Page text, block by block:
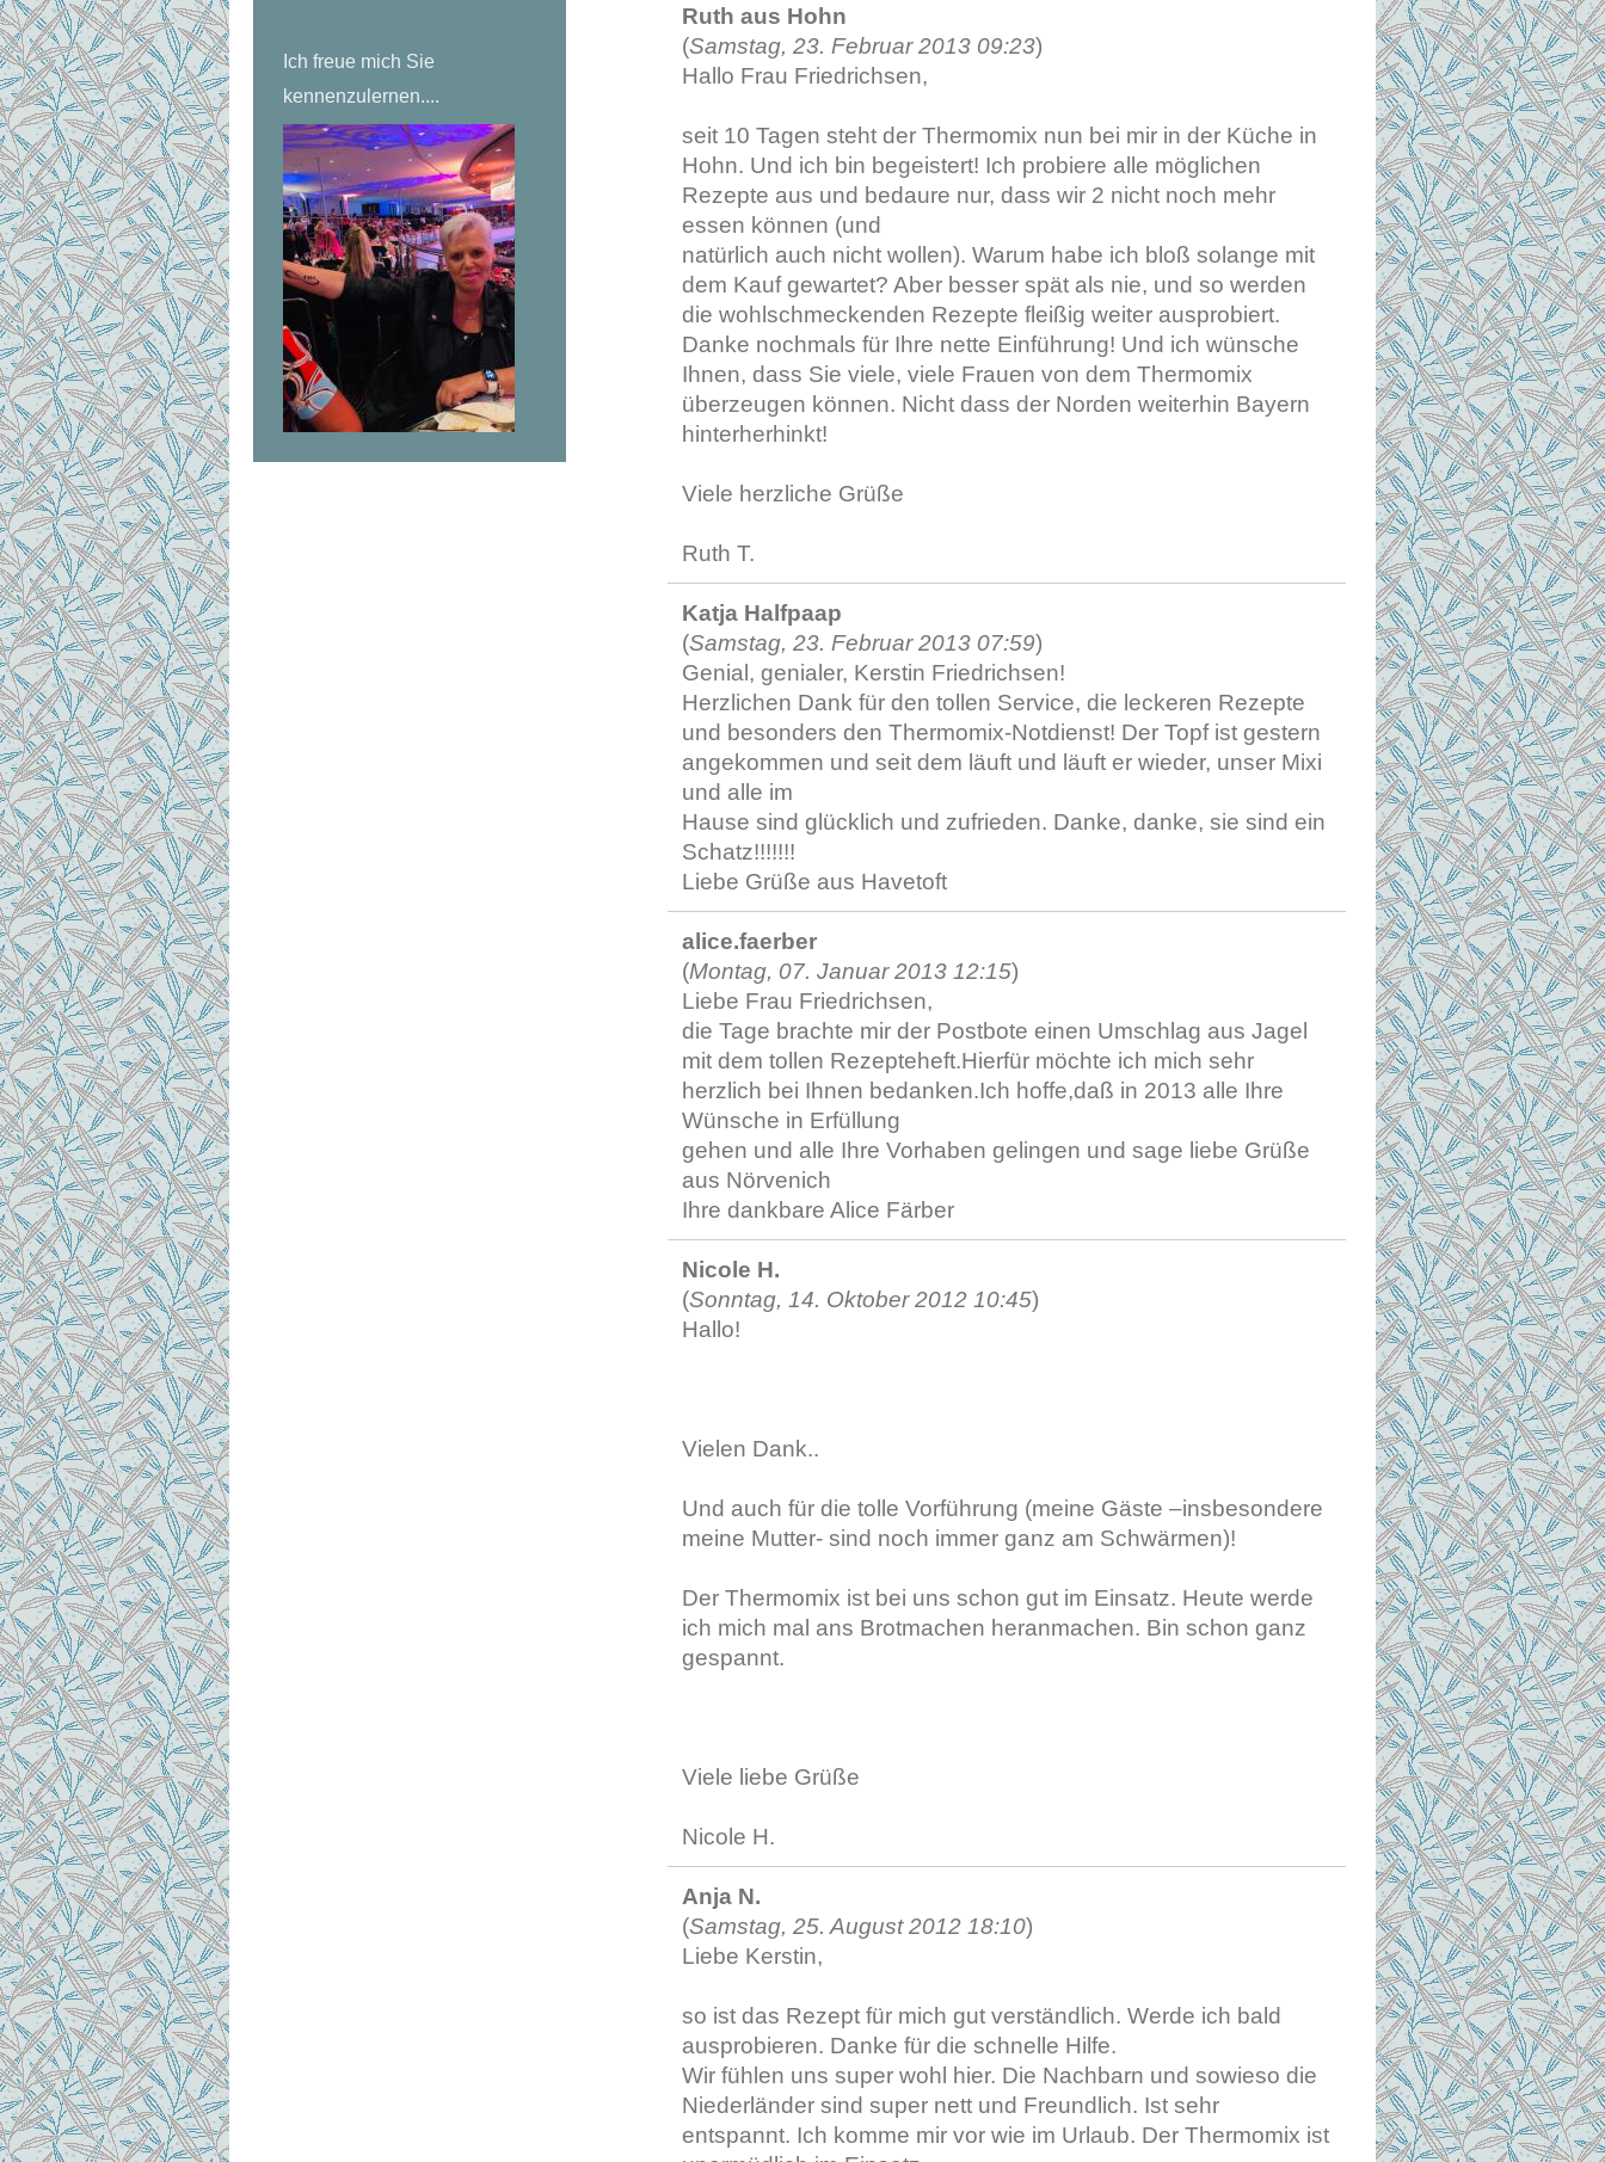
Ruth aus Hohn
(Samstag, 23. Februar 2013 09:23)
Hallo Frau Friedrichsen,
seit 10 Tagen steht der Thermomix nun bei mir in der Küche in
Hohn. Und ich bin begeistert! Ich probiere alle möglichen
Rezepte aus und bedaure nur, dass wir 2 nicht noch mehr
essen können (und
natürlich auch nicht wollen). Warum habe ich bloß solange mit
dem Kauf gewartet? Aber besser spät als nie, und so werden
die wohlschmeckenden Rezepte fleißig weiter ausprobiert.
Danke nochmals für Ihre nette Einführung! Und ich wünsche
Ihnen, dass Sie viele, viele Frauen von dem Thermomix
überzeugen können. Nicht dass der Norden weiterhin Bayern
hinterherhinkt!
Viele herzliche Grüße
Ruth T.
Katja Halfpaap
(Samstag, 23. Februar 2013 07:59)
Genial, genialer, Kerstin Friedrichsen!
Herzlichen Dank für den tollen Service, die leckeren Rezepte
und besonders den Thermomix-Notdienst! Der Topf ist gestern
angekommen und seit dem läuft und läuft er wieder, unser Mixi
und alle im
Hause sind glücklich und zufrieden. Danke, danke, sie sind ein
Schatz!!!!!!!
Liebe Grüße aus Havetoft
alice.faerber
(Montag, 07. Januar 2013 12:15)
Liebe Frau Friedrichsen,
die Tage brachte mir der Postbote einen Umschlag aus Jagel
mit dem tollen Rezepteheft.Hierfür möchte ich mich sehr
herzlich bei Ihnen bedanken.Ich hoffe,daß in 2013 alle Ihre
Wünsche in Erfüllung
gehen und alle Ihre Vorhaben gelingen und sage liebe Grüße
aus Nörvenich
Ihre dankbare Alice Färber
Nicole H.
(Sonntag, 14. Oktober 2012 10:45)
Hallo!
Vielen Dank..
Und auch für die tolle Vorführung (meine Gäste –insbesondere
meine Mutter- sind noch immer ganz am Schwärmen)!
Der Thermomix ist bei uns schon gut im Einsatz. Heute werde
ich mich mal ans Brotmachen heranmachen. Bin schon ganz
gespannt.
Viele liebe Grüße
Nicole H.
Anja N.
(Samstag, 25. August 2012 18:10)
Liebe Kerstin,
so ist das Rezept für mich gut verständlich. Werde ich bald
ausprobieren. Danke für die schnelle Hilfe.
Wir fühlen uns super wohl hier. Die Nachbarn und sowieso die
Niederländer sind super nett und Freundlich. Ist sehr
entspannt. Ich komme mir vor wie im Urlaub. Der Thermomix ist
Ich freue mich Sie
kennenzulernen....